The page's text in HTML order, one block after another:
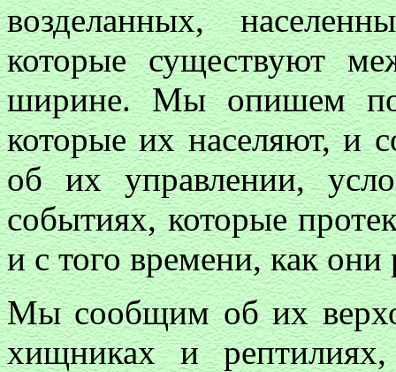
возделанных,
которые существуют
ширине. Мы опишем
которые их населяют, и
об их управлении,
событиях, которые
и с того времени, как они
Мы сообщим об их
хищниках и